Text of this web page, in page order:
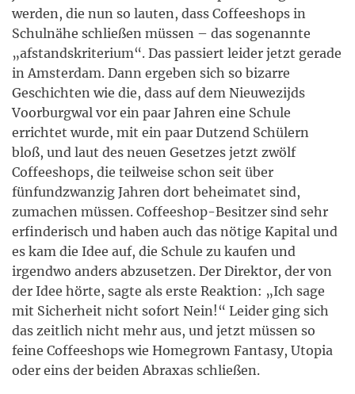
werden, die nun so lauten, dass Coffeeshops in
Schulnähe schließen müssen – das sogenannte
„afstandskriterium“. Das passiert leider jetzt gerade
in Amsterdam. Dann ergeben sich so bizarre
Geschichten wie die, dass auf dem Nieuwezijds
Voorburgwal vor ein paar Jahren eine Schule
errichtet wurde, mit ein paar Dutzend Schülern
bloß, und laut des neuen Gesetzes jetzt zwölf
Coffeeshops, die teilweise schon seit über
fünfundzwanzig Jahren dort beheimatet sind,
zumachen müssen. Coffeeshop-Besitzer sind sehr
erfinderisch und haben auch das nötige Kapital und
es kam die Idee auf, die Schule zu kaufen und
irgendwo anders abzusetzen. Der Direktor, der von
der Idee hörte, sagte als erste Reaktion: „Ich sage
mit Sicherheit nicht sofort Nein!“ Leider ging sich
das zeitlich nicht mehr aus, und jetzt müssen so
feine Coffeeshops wie Homegrown Fantasy, Utopia
oder eins der beiden Abraxas schließen.